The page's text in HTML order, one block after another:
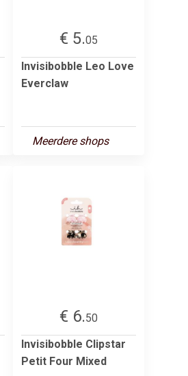
€ 5.05
Invisibobble Leo Love
Everclaw
Meerdere shops
€ 6.50
Invisibobble Clipstar
Petit Four Mixed